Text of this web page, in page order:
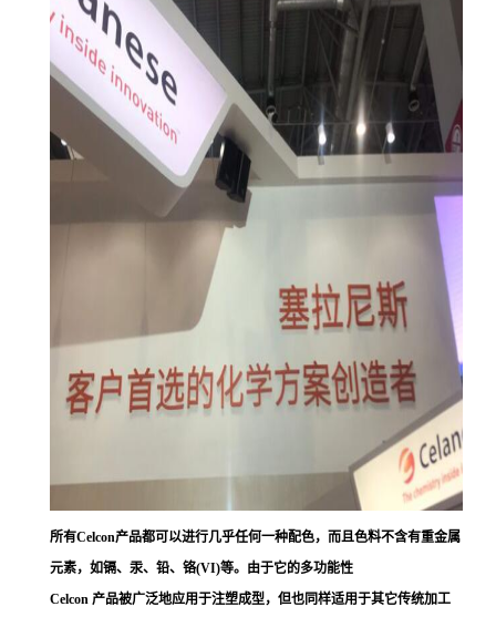
所有Celcon产品都可以进行几乎任何一种配色，而且色料不含有重金属
元素，如镉、汞、铅、铬(VI)等。由于它的多功能性
Celcon 产品被广泛地应用于注塑成型，但也同样适用于其它传统加工